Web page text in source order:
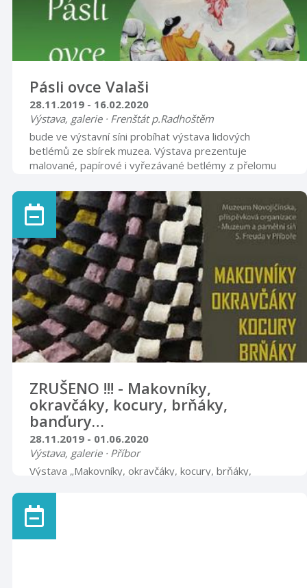
Pásli ovce Valaši
28.11.2019 - 16.02.2020
Výstava, galerie · Frenštát p.Radhoštěm
bude ve výstavní síni probíhat výstava lidových
betlémů ze sbírek muzea. Výstava prezentuje
malované, papírové i vyřezávané betlémy z přelomu
pocházeli z řad amatérských umělců ze zdejšího
mikroregionu. Vernisáž výstavy se koná ve čtvrtek 28.
listopadu 2019 v 17 hodin. Výstava potrvá do 16. února
2020.
ZRUŠENO !!! - Makovníky,
okravčáky, kocury, brňáky,
banďury…
28.11.2019 - 01.06.2020
Výstava, galerie · Příbor
Výstava „Makovníky, okravčáky, kocury, brňáky,
Novojičínska již několik let intenzivně zabývá na své
pobočce Muzeum a pamětní síň S. Freuda v Příboře. V
Centru tradičních technologií CETRAT na příborské